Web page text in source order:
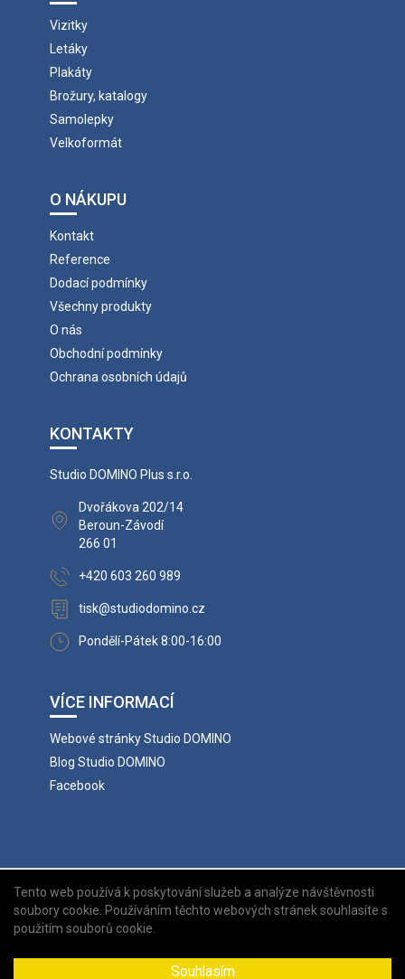
Tento web používá k poskytování služeb a analýze návštěvnosti
soubory cookie. Používáním těchto webových stránek souhlasíte s
použitím souborů cookie.
Souhlasím
Vizitky
Letáky
Plakáty
Brožury, katalogy
Samolepky
Velkoformát
O NÁKUPU
Kontakt
Reference
Dodací podmínky
Všechny produkty
O nás
Obchodní podmínky
Ochrana osobních údajů
KONTAKTY
Studio DOMINO Plus s.r.o.
Dvořákova 202/14
Beroun-Závodí
266 01
+420 603 260 989
tisk@studiodomino.cz
Pondělí-Pátek 8:00-16:00
VÍCE INFORMACÍ
Webové stránky Studio DOMINO
Blog Studio DOMINO
Facebook